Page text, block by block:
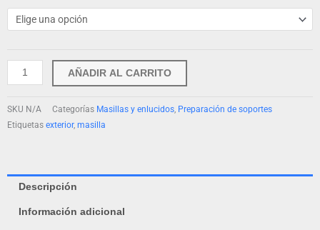
desde
hasta
-
Masilla
Exteriores
AÑADIR AL CARRITO
SKU N/A Categorías Masillas y enlucidos, Preparación de soportes
Etiquetas exterior, masilla
Descripción
Información adicional